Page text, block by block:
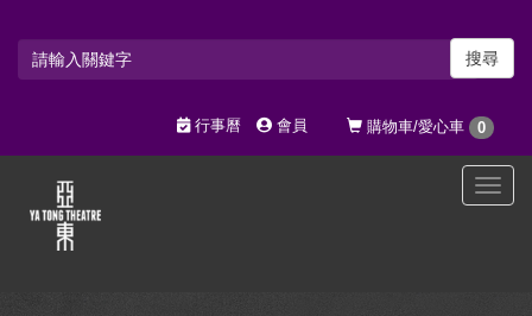
搜尋
購物車/愛心車 0
行事曆 會員
選